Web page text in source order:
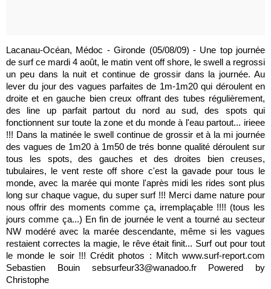
Lacanau-Océan, Médoc - Gironde (05/08/09) - Une top journée
de surf ce mardi 4 août, le matin vent off shore, le swell a regrossi
un peu dans la nuit et continue de grossir dans la journée. Au
lever du jour des vagues parfaites de 1m-1m20 qui déroulent en
droite et en gauche bien creux offrant des tubes régulièrement,
des line up parfait partout du nord au sud, des spots qui
fonctionnent sur toute la zone et du monde à l'eau partout... irieee
!!! Dans la matinée le swell continue de grossir et à la mi journée
des vagues de 1m20 à 1m50 de trés bonne qualité déroulent sur
tous les spots, des gauches et des droites bien creuses,
tubulaires, le vent reste off shore c'est la gavade pour tous le
monde, avec la marée qui monte l'après midi les rides sont plus
long sur chaque vague, du super surf !!! Merci dame nature pour
nous offrir des moments comme ça, irremplaçable !!!! (tous les
jours comme ça...) En fin de journée le vent a tourné au secteur
NW modéré avec la marée descendante, même si les vagues
restaient correctes la magie, le rêve était finit... Surf out pour tout
le monde le soir !!! Crédit photos : Mitch www.surf-report.com
Sebastien Bouin sebsurfeur33@wanadoo.fr Powered by
Christophe